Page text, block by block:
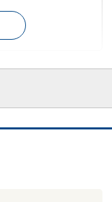
レスポンスが早い